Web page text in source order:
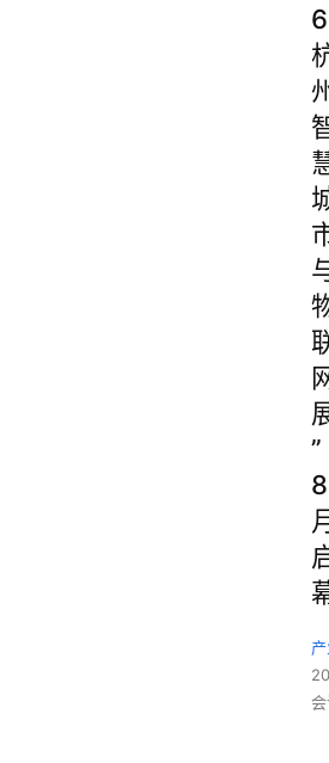
6
”
8